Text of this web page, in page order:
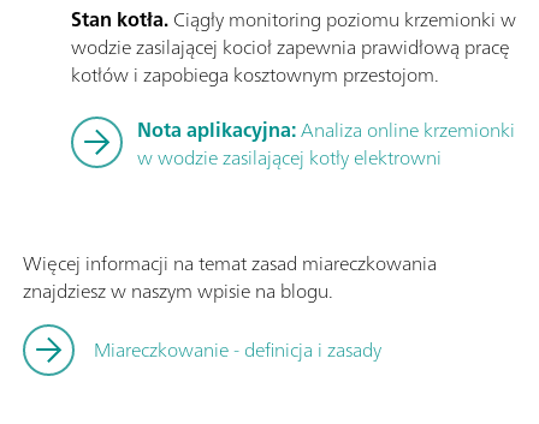
Stan kotła.Ciągły monitoring poziomu krzemionki w
wodzie zasilającej kocioł zapewnia prawidłową pracę
kotłów i zapobiega kosztownym przestojom.
Nota aplikacyjna:Analiza online krzemionki
w wodzie zasilającej kotły elektrowni
Więcej informacji na temat zasad miareczkowania
znajdziesz w naszym wpisie na blogu.
Miareczkowanie - definicja i zasady